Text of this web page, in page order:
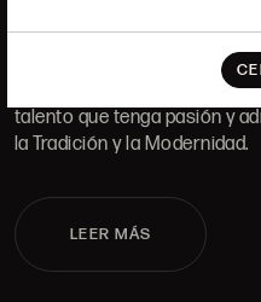
TRABAJA
Si quieres formar parte del
talento que tenga pasión y
la Tradición y la Modernidad.
LEER MÁS